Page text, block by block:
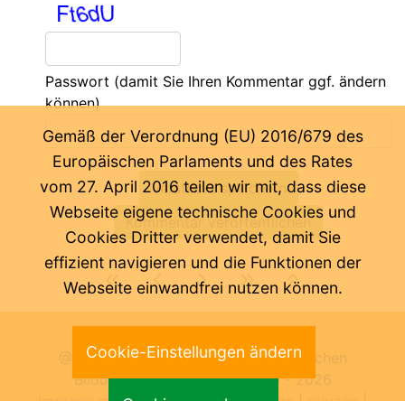
Passwort (damit Sie Ihren Kommentar ggf. ändern
können)
@ Pädagogische Abteilung der Deutschen
Bildungsdirektion Bozen 2000 -2026
Gemäß der Verordnung (EU) 2016/679 des
Europäischen Parlaments und des Rates
vom 27. April 2016 teilen wir mit, dass diese
Webseite eigene technische Cookies und
Cookies Dritter verwendet, damit Sie
effizient navigieren und die Funktionen der
Webseite einwandfrei nutzen können.
Cookie-Einstellungen ändern